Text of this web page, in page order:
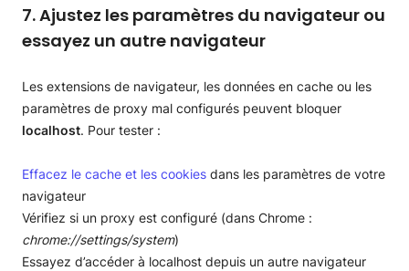
7. Ajustez les paramètres du navigateur ou
essayez un autre navigateur
Les extensions de navigateur, les données en cache ou les
paramètres de proxy mal configurés peuvent bloquer
localhost. Pour tester :
Effacez le cache et les cookies dans les paramètres de votre
navigateur
Vérifiez si un proxy est configuré (dans Chrome :
chrome://settings/system)
Essayez d’accéder à localhost depuis un autre navigateur